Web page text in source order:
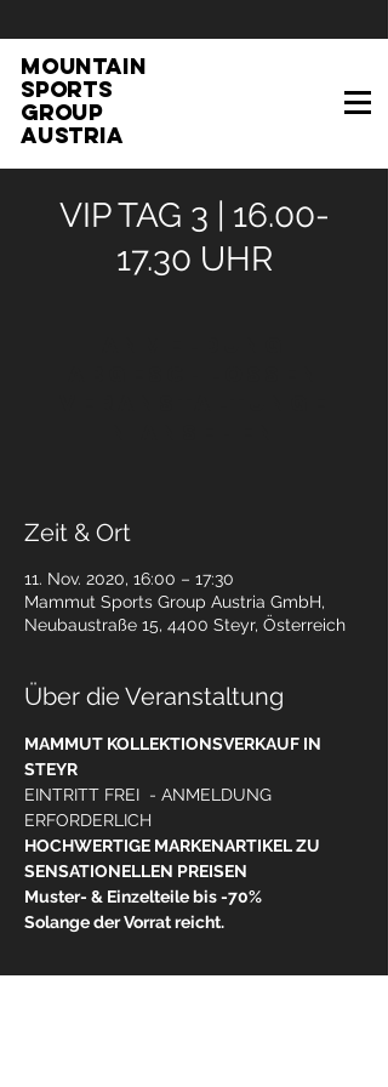
MOUNTAIN
SPORTS
GROUP
AUSTRIA
VIP TAG 3 | 16.00-
17.30 UHR
Zeit & Ort
11. Nov. 2020, 16:00 – 17:30
Mammut Sports Group Austria GmbH,
Neubaustraße 15, 4400 Steyr, Österreich
Über die Veranstaltung
MAMMUT KOLLEKTIONSVERKAUF IN
STEYR
EINTRITT FREI  - ANMELDUNG
ERFORDERLICH
HOCHWERTIGE MARKENARTIKEL ZU
SENSATIONELLEN PREISEN
Muster- & Einzelteile bis -70%
Solange der Vorrat reicht.